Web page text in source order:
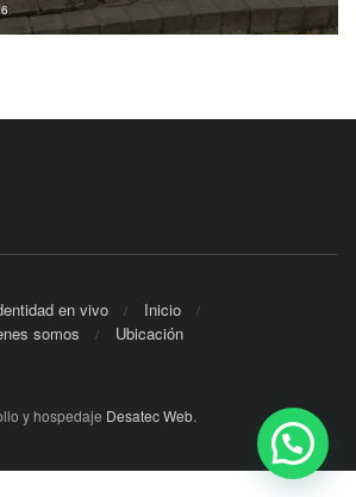
en vivo
Inicio
somos Ubicación
y hospedaje Desatec Web.